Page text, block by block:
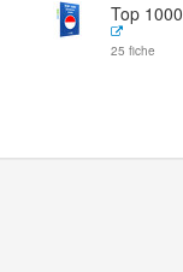
Top
25 fiche